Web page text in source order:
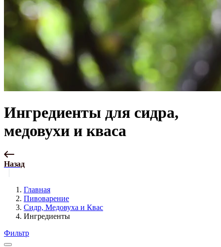
Ингредиенты для сидра,
медовухи и кваса
Назад
Главная
Пивоварение
Сидр, Медовуха и Квас
Ингредиенты
Фильтр